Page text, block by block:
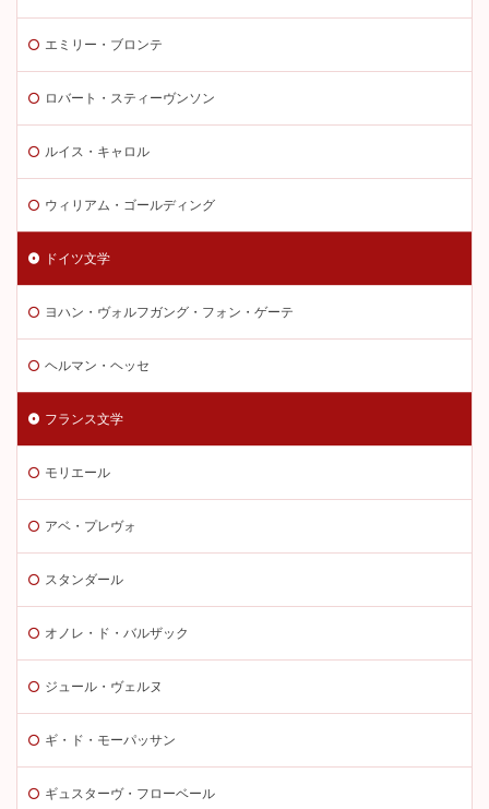
エミリー・ブロンテ
ロバート・スティーヴンソン
ルイス・キャロル
ウィリアム・ゴールディング
ドイツ文学
ヨハン・ヴォルフガング・フォン・ゲーテ
ヘルマン・ヘッセ
フランス文学
モリエール
アベ・プレヴォ
スタンダール
オノレ・ド・バルザック
ジュール・ヴェルヌ
ギ・ド・モーパッサン
ギュスターヴ・フローベール